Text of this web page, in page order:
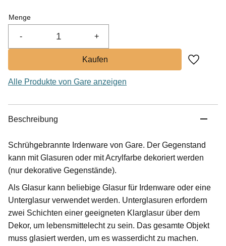
Menge
+
-
Zu
Alle Produkte von Gare anzeigen
Beschreibung
Schrühgebrannte Irdenware von Gare. Der Gegenstand
kann mit Glasuren oder mit Acrylfarbe dekoriert werden
(nur dekorative Gegenstände).
Als Glasur kann beliebige Glasur für Irdenware oder eine
Unterglasur verwendet werden. Unterglasuren erfordern
zwei Schichten einer geeigneten Klarglasur über dem
Dekor, um lebensmittelecht zu sein. Das gesamte Objekt
muss glasiert werden, um es wasserdicht zu machen.